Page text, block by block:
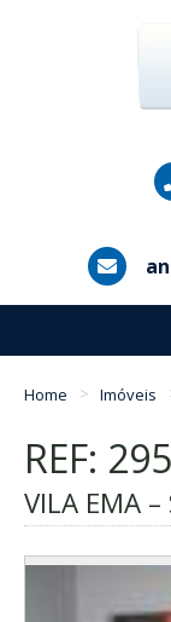
Home Imóveis
REF:
VILA EMA